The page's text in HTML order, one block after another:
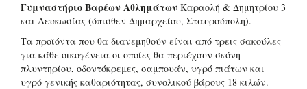
Γυμναστήριο Βαρέων Αθλημάτων Καραολή & Δημητρίου 3
και Λευκωσίας (όπισθεν Δημαρχείου, Σταυρούπολη).
Τα προϊόντα που θα διανεμηθούν είναι από τρεις σακούλες
για κάθε οικογένεια οι οποίες θα περιέχουν σκόνη
πλυντηρίου, οδοντόκρεμες, σαμπουάν, υγρό πιάτων και
υγρό γενικής καθαριότητας, συνολικού βάρους 18 κιλών.